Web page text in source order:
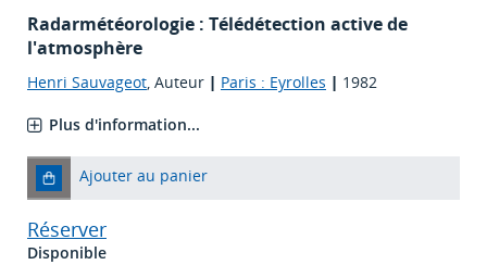
Radarmétéorologie : Télédétection active de
l'atmosphère
Henri Sauvageot, Auteur | Paris : Eyrolles | 1982
Plus d'information...
Ajouter au panier
Réserver
Disponible